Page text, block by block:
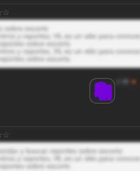
sobre escorts
y reportes, HL es un sitio para conocer,
sobre escorts
y reportes, HL es un sitio para conocer,
sobre escorts
★
y buscar reportes sobre escorts
y reportes, HL es un sitio para conocer,
sobre escorts